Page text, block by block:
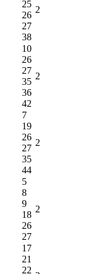
25
26
27
38
2
10
26
27
35
36
42
2
7
19
26
27
35
44
2
5
8
9
18
26
27
2
17
21
22